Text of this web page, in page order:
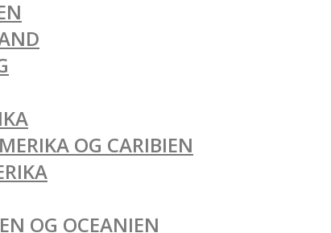
OG CARIBIEN
OG OCEANIEN